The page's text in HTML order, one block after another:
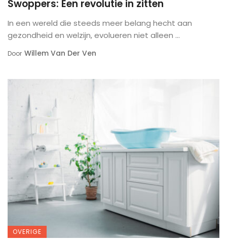
Swoppers: Een revolutie in zitten
In een wereld die steeds meer belang hecht aan
gezondheid en welzijn, evolueren niet alleen ...
Door Willem Van Der Ven
OVERIGE